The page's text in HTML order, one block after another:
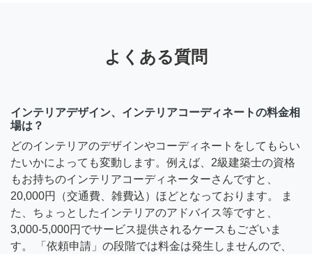
よくある質問
インテリアデザイン、インテリアコーディネートの料金相
場は？
どのインテリアのデザインやコーディネートをしてもらい
たいかによっても変動します。例えば、2級建築士の資格
もお持ちのインテリアコーディネーターさんですと、
20,000円（交通費、雑費込）ほどとなっております。 ま
た、ちょっとしたインテリアのアドバイス等ですと、
3,000-5,000円でサービス提供されるケースもございま
す。 「依頼申請」の段階では料金は発生しませんので、